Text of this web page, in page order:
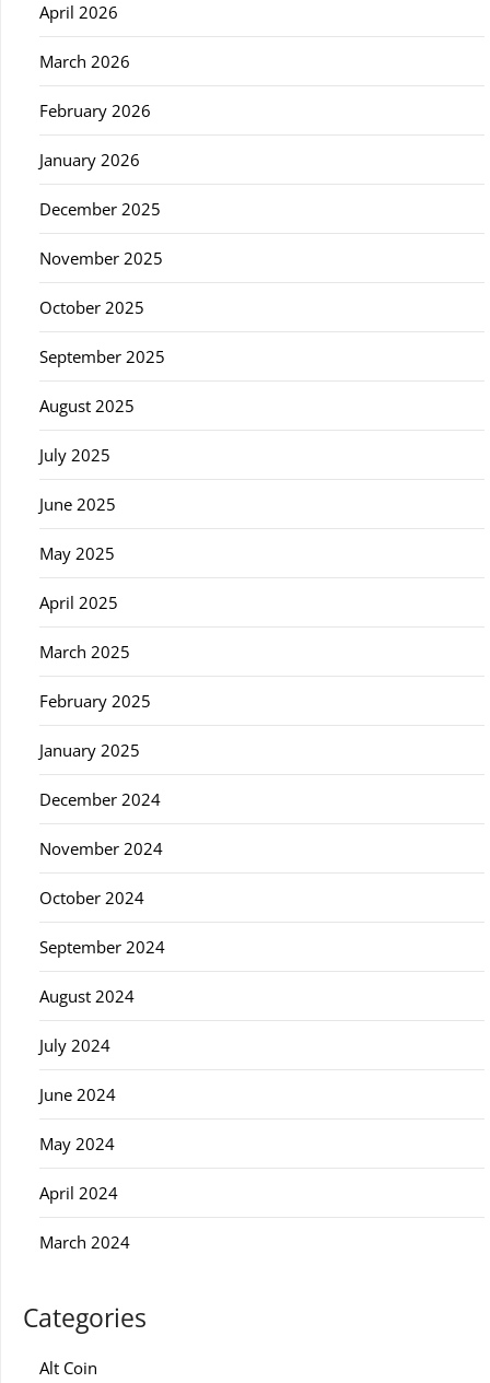
April 2026
March 2026
February 2026
January 2026
December 2025
November 2025
October 2025
September 2025
August 2025
July 2025
June 2025
May 2025
April 2025
March 2025
February 2025
January 2025
December 2024
November 2024
October 2024
September 2024
August 2024
July 2024
June 2024
May 2024
April 2024
March 2024
Categories
Alt Coin